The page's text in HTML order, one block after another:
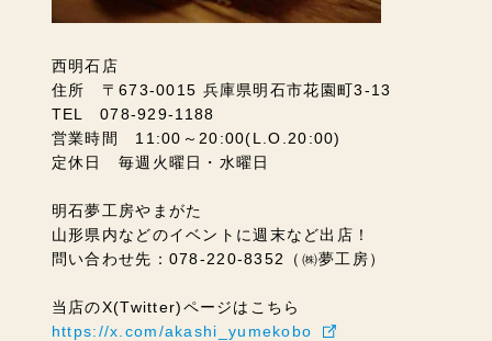
西明石店
住所 〒673-0015 兵庫県明石市花園町3-13
TEL 078-929-1188
営業時間 11:00～20:00(L.O.20:00)
定休日 毎週火曜日・水曜日
明石夢工房やまがた
山形県内などのイベントに週末など出店！
問い合わせ先：078-220-8352（㈱夢工房）
当店のX(Twitter)ページはこちら
https://x.com/akashi_yumekobo